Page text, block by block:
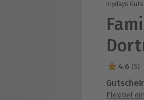
mydays
4.6
4.6 (5)
Flexibel